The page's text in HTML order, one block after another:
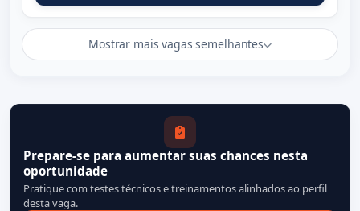
Mostrar mais vagas semelhantes
Prepare-se para aumentar suas chances nesta
oportunidade
Pratique com testes técnicos e treinamentos alinhados ao perfil
desta vaga.